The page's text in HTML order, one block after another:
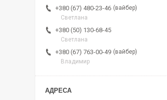
+380 (67) 480-23-46
вайбер
Светлана
+380 (50) 130-68-45
Светлана
+380 (67) 763-00-49
вайбер
Владимир